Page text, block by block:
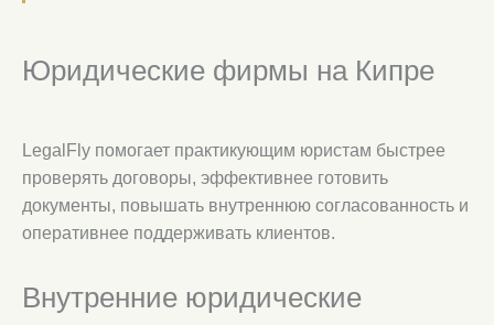
Юридические фирмы на Кипре
LegalFly помогает практикующим юристам быстрее
проверять договоры, эффективнее готовить
документы, повышать внутреннюю согласованность и
оперативнее поддерживать клиентов.
Внутренние юридические